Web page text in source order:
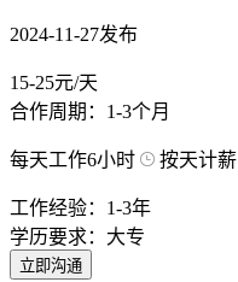
2024-11-27发布
15-25元/天
合作周期：1-3个月
每天工作6小时 按天计薪
工作经验：1-3年
学历要求：大专
立即沟通